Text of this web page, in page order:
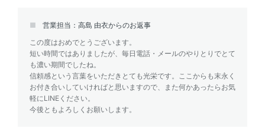
営業担当：高島 由衣からのお返事
この度はおめでとうございます。
短い時間ではありましたが、毎日電話・メールのやりとりでとて
も濃い期間でしたね。
信頼感という言葉をいただきとても光栄です。ここからも末永く
お付き合いしていければと思いますので、また何かあったらお気
軽にLINEください。
今後ともよろしくお願いします。